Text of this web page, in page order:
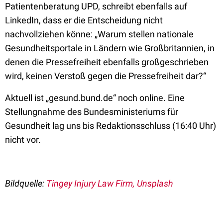
Patientenberatung UPD, schreibt ebenfalls auf
LinkedIn, dass er die Entscheidung nicht
nachvollziehen könne: „Warum stellen nationale
Gesundheitsportale in Ländern wie Großbritannien, in
denen die Pressefreiheit ebenfalls großgeschrieben
wird, keinen Verstoß gegen die Pressefreiheit dar?“
Aktuell ist „gesund.bund.de“ noch online. Eine
Stellungnahme des Bundesministeriums für
Gesundheit lag uns bis Redaktionsschluss (16:40 Uhr)
nicht vor.
Bildquelle: Tingey Injury Law Firm, Unsplash